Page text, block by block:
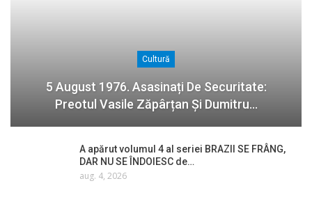
Cultură
5 August 1976. Asasinați De Securitate:
Preotul Vasile Zăpârțan Și Dumitru…
A apărut volumul 4 al seriei BRAZII SE FRÂNG,
DAR NU SE ÎNDOIESC de…
aug. 4, 2026